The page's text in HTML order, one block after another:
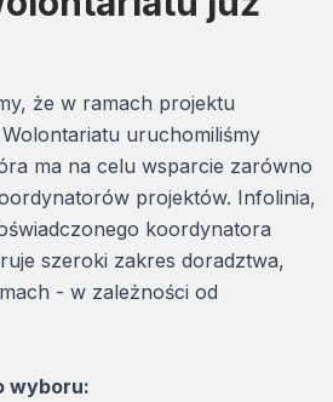
że w ramach projektu
uruchomiliśmy
ma na celu wsparcie zarówno
projektów. Infolinia,
koordynatora
szeroki zakres doradztwa,
- w zależności od
wyboru: